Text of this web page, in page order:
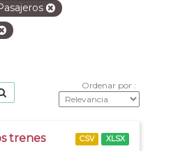
Ordenar por
trenes CSV XLSX